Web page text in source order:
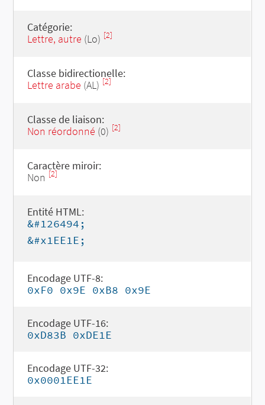
Catégorie:
Lettre, autre (Lo) [2]
Classe bidirectionelle:
Lettre arabe (AL) [2]
Classe de liaison:
Non réordonné (0) [2]
Caractère miroir:
Non [2]
Entité HTML:
&#126494;
&#x1EE1E;
Encodage UTF-8:
0xF0 0x9E 0xB8 0x9E
Encodage UTF-16:
0xD83B 0xDE1E
Encodage UTF-32:
0x0001EE1E